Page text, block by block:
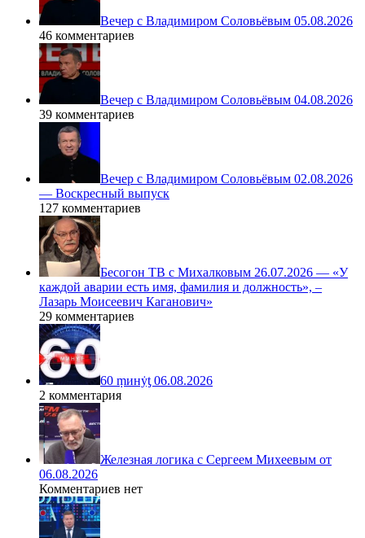
Вечер с Владимиром Соловьёвым 05.08.2026
46 комментариев
Вечер с Владимиром Соловьёвым 04.08.2026
39 комментариев
Вечер с Владимиром Соловьёвым 02.08.2026
— Воскресный выпуск
127 комментариев
Бесогон ТВ с Михалковым 26.07.2026 — «У
каждой аварии есть имя, фамилия и должность», –
Лазарь Моисеевич Каганович»
29 комментариев
60 ṃинẏƫ 06.08.2026
2 комментария
Железная логика с Сергеем Михеевым от
06.08.2026
Комментариев нет